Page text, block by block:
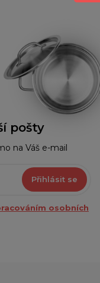
pošty
na Váš e-mail
Přihlásit se
osobních